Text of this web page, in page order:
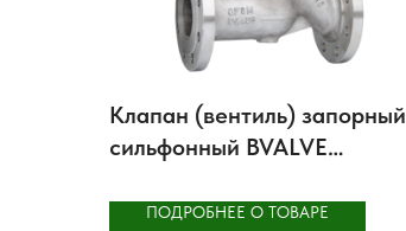
Клапан (вентиль) запорный
сильфонный BVALVE
ПОДРОБНЕЕ О ТОВАРЕ